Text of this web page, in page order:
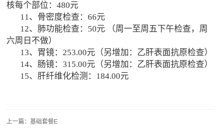
核每个部位：480元
11、骨密度检查：66元
12、肺功能检查： 50元 （周一至周五下午检查，周
六周日不做）
13、胃镜：253.00元（另增加：乙肝表面抗原检查）
14、肠镜：315.00元（另增加：乙肝表面抗原检查）
15、肝纤维化检测：184.00元
上一篇：基础套餐E